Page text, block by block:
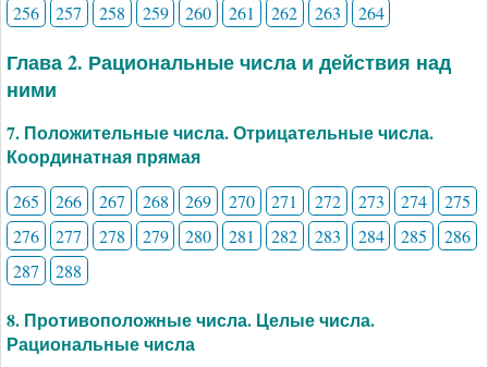
256
257 258 259 260 261 262 263 264
Глава 2. Рациональные числа и действия над
ними
7. Положительные числа. Отрицательные числа.
Координатная прямая
265 266 267 268 269 270 271 272 273 274
275
276
277 278 279 280 281 282 283 284 285
286
287
288
8. Противоположные числа. Целые числа.
Рациональные числа